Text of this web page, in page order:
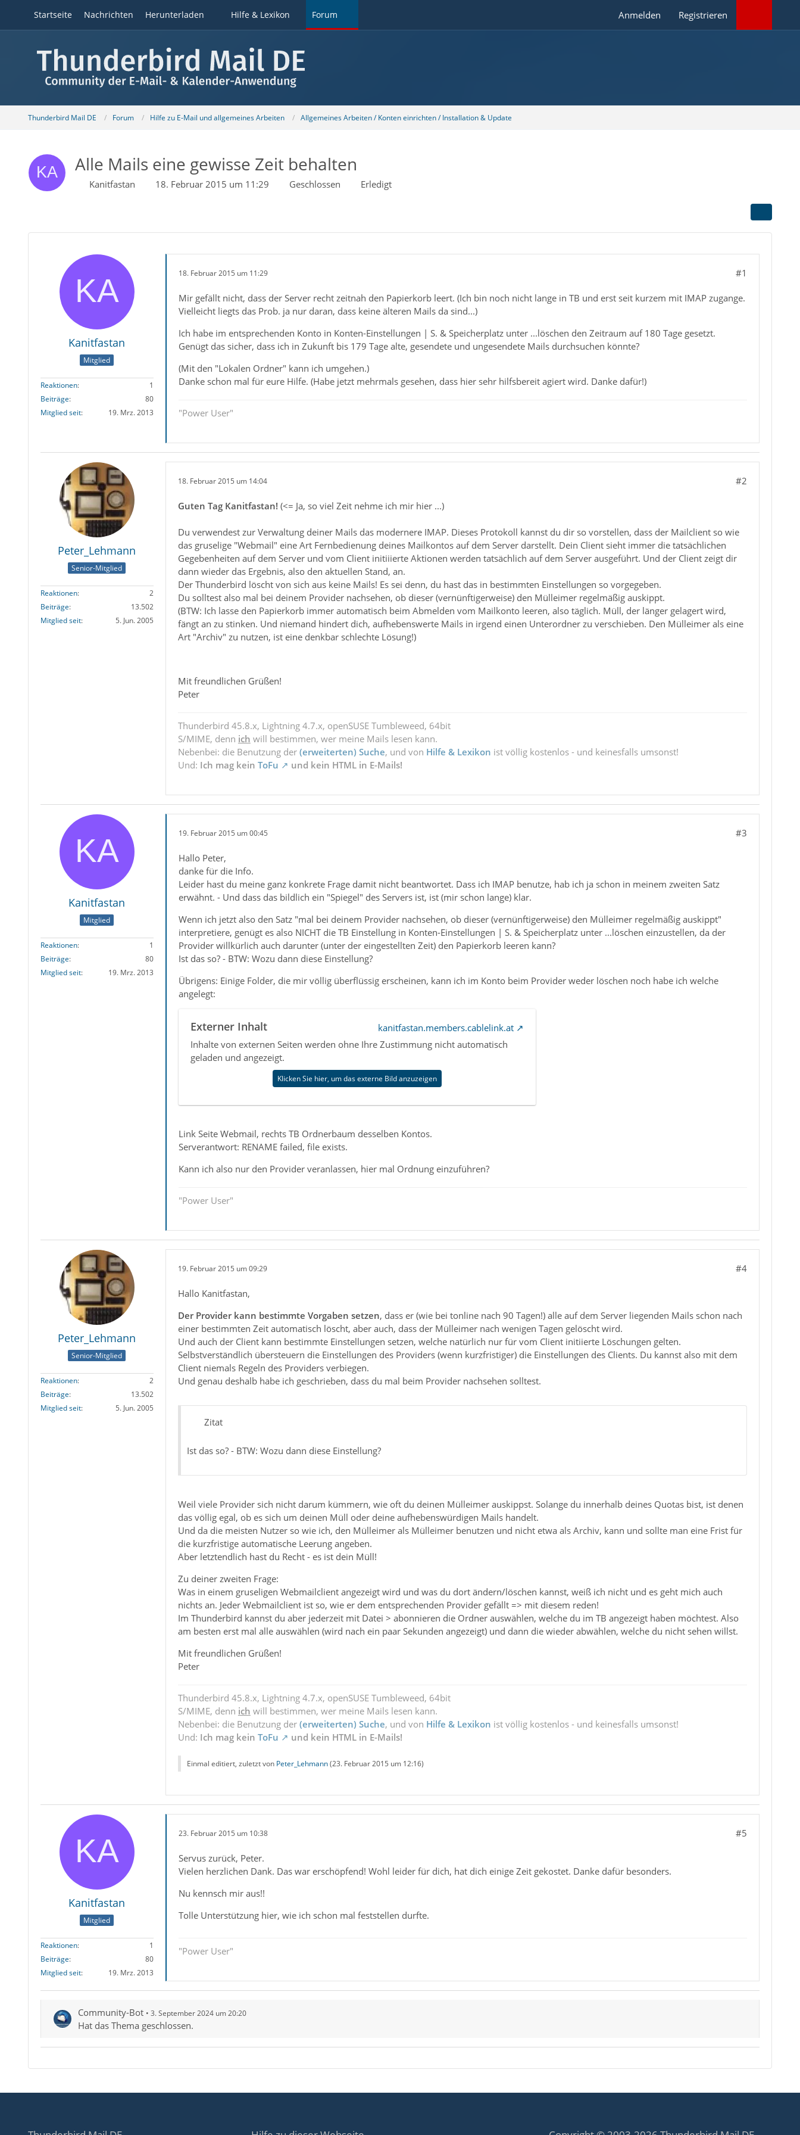
Startseite Nachrichten Herunterladen Hilfe & Lexikon Forum Anmelden Registrieren
Thunderbird Mail DE Forum Hilfe zu E-Mail und allgemeines Arbeiten Allgemeines Arbeiten / Konten einrichten / Installation & Update
Alle Mails eine gewisse Zeit behalten
Kanitfastan 18. Februar 2015 um 11:29 Geschlossen Erledigt
Kanitfastan
Mitglied
Reaktionen
1
Beiträge
80
Mitglied seit
19. Mrz. 2013
18. Februar 2015 um 11:29 #1
Mir gefällt nicht, dass der Server recht zeitnah den Papierkorb leert. (Ich bin noch nicht lange in TB und erst seit kurzem mit IMAP zugange.
Vielleicht liegts das Prob. ja nur daran, dass keine älteren Mails da sind...)
Ich habe im entsprechenden Konto in Konten-Einstellungen | S. & Speicherplatz unter ...löschen den Zeitraum auf 180 Tage gesetzt.
Genügt das sicher, dass ich in Zukunft bis 179 Tage alte, gesendete und ungesendete Mails durchsuchen könnte?
(Mit den "Lokalen Ordner" kann ich umgehen.)
Danke schon mal für eure Hilfe. (Habe jetzt mehrmals gesehen, dass hier sehr hilfsbereit agiert wird. Danke dafür!)
"Power User"
Peter_Lehmann
Senior-Mitglied
Reaktionen
2
Beiträge
13.502
Mitglied seit
5. Jun. 2005
18. Februar 2015 um 14:04 #2
Guten Tag Kanitfastan! (<= Ja, so viel Zeit nehme ich mir hier ...)
Du verwendest zur Verwaltung deiner Mails das modernere IMAP. Dieses Protokoll kannst du dir so vorstellen, dass der Mailclient so wie
das gruselige "Webmail" eine Art Fernbedienung deines Mailkontos auf dem Server darstellt. Dein Client sieht immer die tatsächlichen
Gegebenheiten auf dem Server und vom Client initiiierte Aktionen werden tatsächlich auf dem Server ausgeführt. Und der Client zeigt dir
dann wieder das Ergebnis, also den aktuellen Stand, an.
Der Thunderbird löscht von sich aus keine Mails! Es sei denn, du hast das in bestimmten Einstellungen so vorgegeben.
Du solltest also mal bei deinem Provider nachsehen, ob dieser (vernünftigerweise) den Mülleimer regelmäßig auskippt.
(BTW: Ich lasse den Papierkorb immer automatisch beim Abmelden vom Mailkonto leeren, also täglich. Müll, der länger gelagert wird,
fängt an zu stinken. Und niemand hindert dich, aufhebenswerte Mails in irgend einen Unterordner zu verschieben. Den Mülleimer als eine
Art "Archiv" zu nutzen, ist eine denkbar schlechte Lösung!)
Mit freundlichen Grüßen!
Peter
Thunderbird 45.8.x, Lightning 4.7.x, openSUSE Tumbleweed, 64bit
S/MIME, denn ich will bestimmen, wer meine Mails lesen kann.
Nebenbei: die Benutzung der (erweiterten) Suche, und von Hilfe & Lexikon ist völlig kostenlos - und keinesfalls umsonst!
Und: Ich mag kein ToFu und kein HTML in E-Mails!
Kanitfastan
Mitglied
Reaktionen
1
Beiträge
80
Mitglied seit
19. Mrz. 2013
19. Februar 2015 um 00:45 #3
Hallo Peter,
danke für die Info.
Leider hast du meine ganz konkrete Frage damit nicht beantwortet. Dass ich IMAP benutze, hab ich ja schon in meinem zweiten Satz
erwähnt. - Und dass das bildlich ein "Spiegel" des Servers ist, ist (mir schon lange) klar.
Wenn ich jetzt also den Satz "mal bei deinem Provider nachsehen, ob dieser (vernünftigerweise) den Mülleimer regelmäßig auskippt"
interpretiere, genügt es also NICHT die TB Einstellung in Konten-Einstellungen | S. & Speicherplatz unter ...löschen einzustellen, da der
Provider willkürlich auch darunter (unter der eingestellten Zeit) den Papierkorb leeren kann?
Ist das so? - BTW: Wozu dann diese Einstellung?
Übrigens: Einige Folder, die mir völlig überflüssig erscheinen, kann ich im Konto beim Provider weder löschen noch habe ich welche
angelegt:
Externer Inhalt
kanitfastan.members.cablelink.at
Inhalte von externen Seiten werden ohne Ihre Zustimmung nicht automatisch
geladen und angezeigt.
Klicken Sie hier, um das externe Bild anzuzeigen
Link Seite Webmail, rechts TB Ordnerbaum desselben Kontos.
Serverantwort: RENAME failed, file exists.
Kann ich also nur den Provider veranlassen, hier mal Ordnung einzuführen?
"Power User"
Peter_Lehmann
Senior-Mitglied
Reaktionen
2
Beiträge
13.502
Mitglied seit
5. Jun. 2005
19. Februar 2015 um 09:29 #4
Hallo Kanitfastan,
Der Provider kann bestimmte Vorgaben setzen, dass er (wie bei tonline nach 90 Tagen!) alle auf dem Server liegenden Mails schon nach
einer bestimmten Zeit automatisch löscht, aber auch, dass der Mülleimer nach wenigen Tagen gelöscht wird.
Und auch der Client kann bestimmte Einstellungen setzen, welche natürlich nur für vom Client initiierte Löschungen gelten.
Selbstverständlich übersteuern die Einstellungen des Providers (wenn kurzfristiger) die Einstellungen des Clients. Du kannst also mit dem
Client niemals Regeln des Providers verbiegen.
Und genau deshalb habe ich geschrieben, dass du mal beim Provider nachsehen solltest.
Zitat
Ist das so? - BTW: Wozu dann diese Einstellung?
Weil viele Provider sich nicht darum kümmern, wie oft du deinen Mülleimer auskippst. Solange du innerhalb deines Quotas bist, ist denen
das völlig egal, ob es sich um deinen Müll oder deine aufhebenswürdigen Mails handelt.
Und da die meisten Nutzer so wie ich, den Mülleimer als Mülleimer benutzen und nicht etwa als Archiv, kann und sollte man eine Frist für
die kurzfristige automatische Leerung angeben.
Aber letztendlich hast du Recht - es ist dein Müll!
Zu deiner zweiten Frage:
Was in einem gruseligen Webmailclient angezeigt wird und was du dort ändern/löschen kannst, weiß ich nicht und es geht mich auch
nichts an. Jeder Webmailclient ist so, wie er dem entsprechenden Provider gefällt => mit diesem reden!
Im Thunderbird kannst du aber jederzeit mit Datei > abonnieren die Ordner auswählen, welche du im TB angezeigt haben möchtest. Also
am besten erst mal alle auswählen (wird nach ein paar Sekunden angezeigt) und dann die wieder abwählen, welche du nicht sehen willst.
Mit freundlichen Grüßen!
Peter
Thunderbird 45.8.x, Lightning 4.7.x, openSUSE Tumbleweed, 64bit
S/MIME, denn ich will bestimmen, wer meine Mails lesen kann.
Nebenbei: die Benutzung der (erweiterten) Suche, und von Hilfe & Lexikon ist völlig kostenlos - und keinesfalls umsonst!
Und: Ich mag kein ToFu und kein HTML in E-Mails!
Einmal editiert, zuletzt von Peter_Lehmann(23. Februar 2015 um 12:16)
Kanitfastan
Mitglied
Reaktionen
1
Beiträge
80
Mitglied seit
19. Mrz. 2013
23. Februar 2015 um 10:38 #5
Servus zurück, Peter.
Vielen herzlichen Dank. Das war erschöpfend! Wohl leider für dich, hat dich einige Zeit gekostet. Danke dafür besonders.
Nu kennsch mir aus!!
Tolle Unterstützung hier, wie ich schon mal feststellen durfte.
"Power User"
Community-Bot 3. September 2024 um 20:20
Hat das Thema geschlossen.